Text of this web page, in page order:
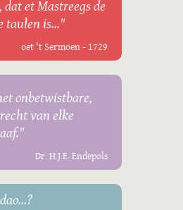
et Mastreegs de
taulen is..."
oet 't Sermoen - 1729
onbetwistbare,
van elke
Dr. H.J.E. Endepols